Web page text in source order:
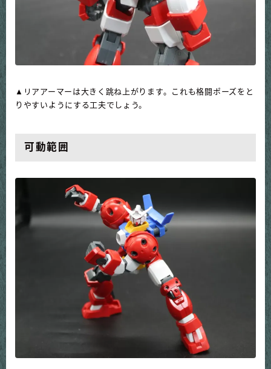
▲リアアーマーは大きく跳ね上がります。これも格闘ポーズをと
りやすいようにする工夫でしょう。
可動範囲